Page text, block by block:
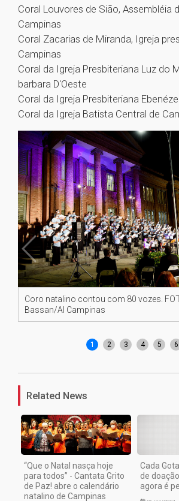
Coral Louvores de Sião, Assembléia
Campinas
Coral Zacarias de Miranda, Igreja
Campinas
Coral da Igreja Presbiteriana Luz do
barbara D'Oeste
Coral da Igreja Presbiteriana
Coral da Igreja Batista Central de
Coro natalino contou com 80 vozes.
Bassan/AI Campinas
1 2 3 4 5 6
Related News
“Que o Natal nasça hoje
para todos” - Cantata Grito
de Paz! abre o calendário
natalino de Campinas
Cada
de
agora é